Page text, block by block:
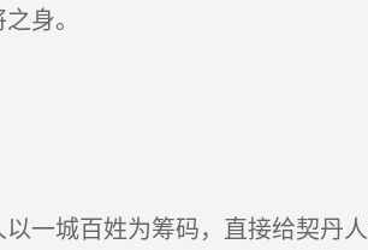
身。
一城百姓为筹码，直接给契丹人